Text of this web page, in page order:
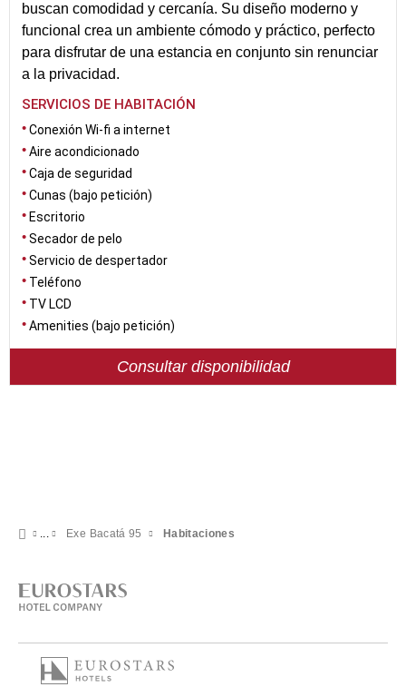
buscan comodidad y cercanía. Su diseño moderno y
funcional crea un ambiente cómodo y práctico, perfecto
para disfrutar de una estancia en conjunto sin renunciar
a la privacidad.
SERVICIOS DE HABITACIÓN
Conexión Wi-fi a internet
Aire acondicionado
Caja de seguridad
Cunas (bajo petición)
Escritorio
Secador de pelo
Servicio de despertador
Teléfono
TV LCD
Amenities (bajo petición)
Consultar disponibilidad
Exe Bacatá 95 Habitaciones